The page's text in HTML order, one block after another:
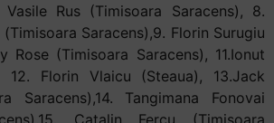
Vasile Rus (Timisoara Saracens), 8.
Saracens),9. Florin Surugiu
Rose (Timisoara Saracens), 11.Ionut
12. Florin Vlaicu (Steaua), 13.Jack
Saracens),14. Tangimana Fonovai
Catalin Fercu (Timisoara